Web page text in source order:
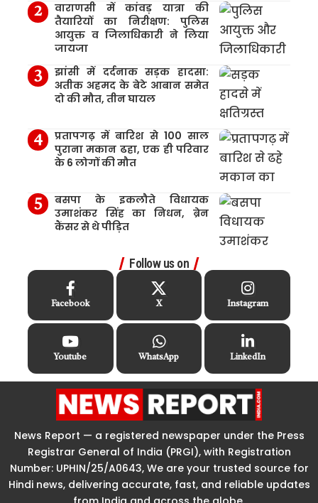
वाराणसी में कांवड़ यात्रा की
तैयारियों का निरीक्षण: पुलिस
आयुक्त व जिलाधिकारी ने लिया
जायजा
झांसी में दर्दनाक सड़क हादसा:
अतीक अहमद के बेटे आबान समेत
दो की मौत, तीन घायल
प्रतापगढ़ में बारिश से 100 साल
पुराना मकान ढहा, एक ही परिवार
के 6 लोगों की मौत
बसपा के इकलौते विधायक
उमाशंकर सिंह का निधन, ब्रेन
कैंसर से थे पीड़ित
Follow us on
Facebook X Instagram
Youtube WhatsApp LinkedIn
News Report — a registered newspaper under the Press
Registrar General of India (PRGI), with Registration
Number: UPHIN/25/A0643, We are your trusted source for
Hindi news, delivering accurate, fast, and reliable updates